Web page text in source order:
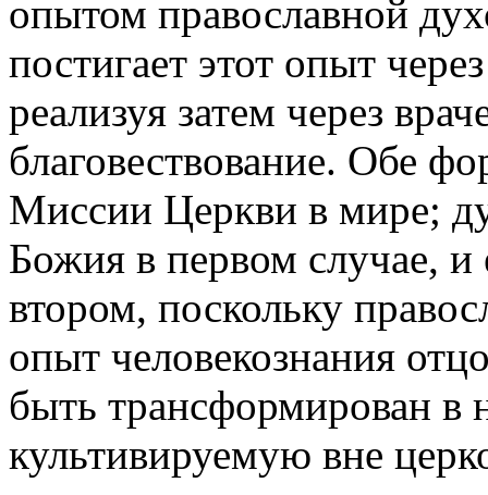
опытом православной
постигает этот опыт
реализуя затем через
благовествование. Обе
Миссии Церкви в мире;
Божия в первом случае,
втором, поскольку
опыт человекознания
быть трансформирован в
культивируемую вне